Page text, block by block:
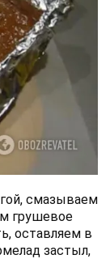
смазываем
грушевое
оставляем в
застыл,